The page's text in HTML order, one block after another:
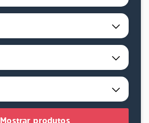
Mostrar produtos